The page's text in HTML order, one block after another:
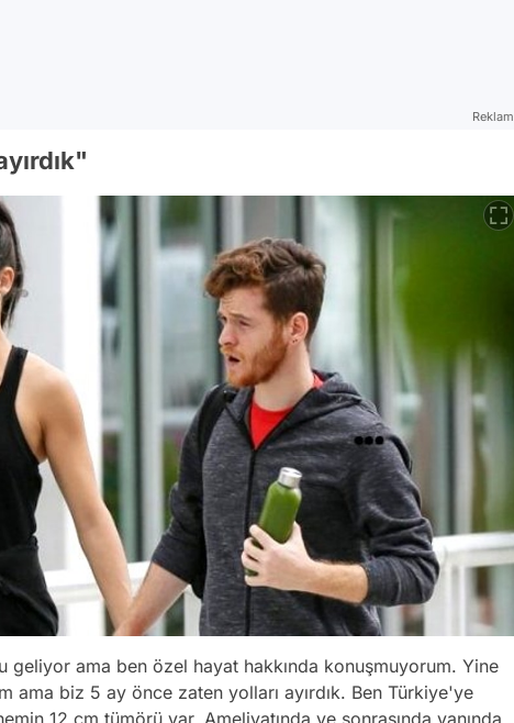
Reklam
geliyor ama ben özel hayat hakkında konuşmuyorum. Yine
ama biz 5 ay önce zaten yolları ayırdık. Ben Türkiye'ye